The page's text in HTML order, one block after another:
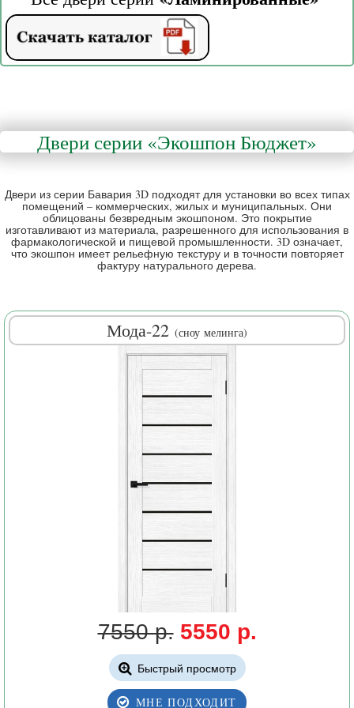
Двери серии «Экошпон Бюджет»
Двери из серии Бавария 3D подходят для установки во всех типах
помещений – коммерческих, жилых и муниципальных. Они
облицованы безвредным экошпоном. Это покрытие
изготавливают из материала, разрешенного для использования в
фармакологической и пищевой промышленности. 3D означает,
что экошпон имеет рельефную текстуру и в точности повторяет
фактуру натурального дерева.
Мода-22 (сноу мелинга)
7550 р. 5550 р.
Быстрый просмотр
МНЕ ПОДХОДИТ